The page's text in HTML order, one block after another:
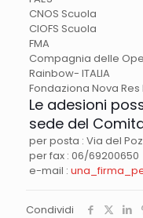
CNOS Scuola
CIOFS Scuola
FMA
Compagnia delle
Rainbow- ITALIA
Fondaziona Nova Res
Le adesioni
sede del
per posta : Via del
per fax : 06/69200650
e-mail :
Condividi